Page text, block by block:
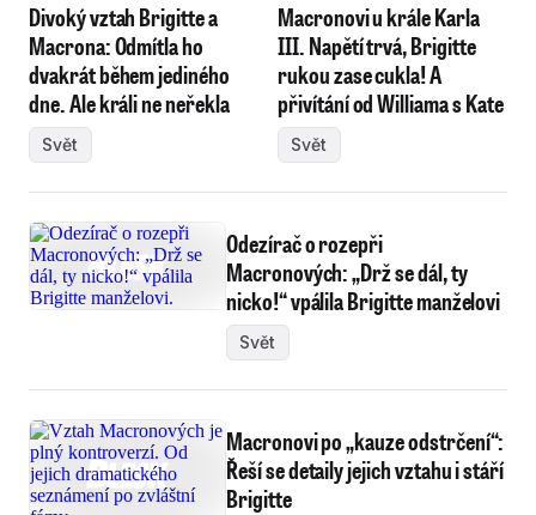
Divoký vztah Brigitte a
Macrona: Odmítla ho
dvakrát během jediného
dne. Ale králi ne neřekla
Svět
Macronovi u krále Karla
III. Napětí trvá, Brigitte
rukou zase cukla! A
přivítání od Williama s Kate
Svět
Odezírač o rozepři
Macronových: „Drž se dál, ty
nicko!“ vpálila Brigitte manželovi
Svět
Macronovi po „kauze odstrčení“:
Řeší se detaily jejich vztahu i stáří
Brigitte